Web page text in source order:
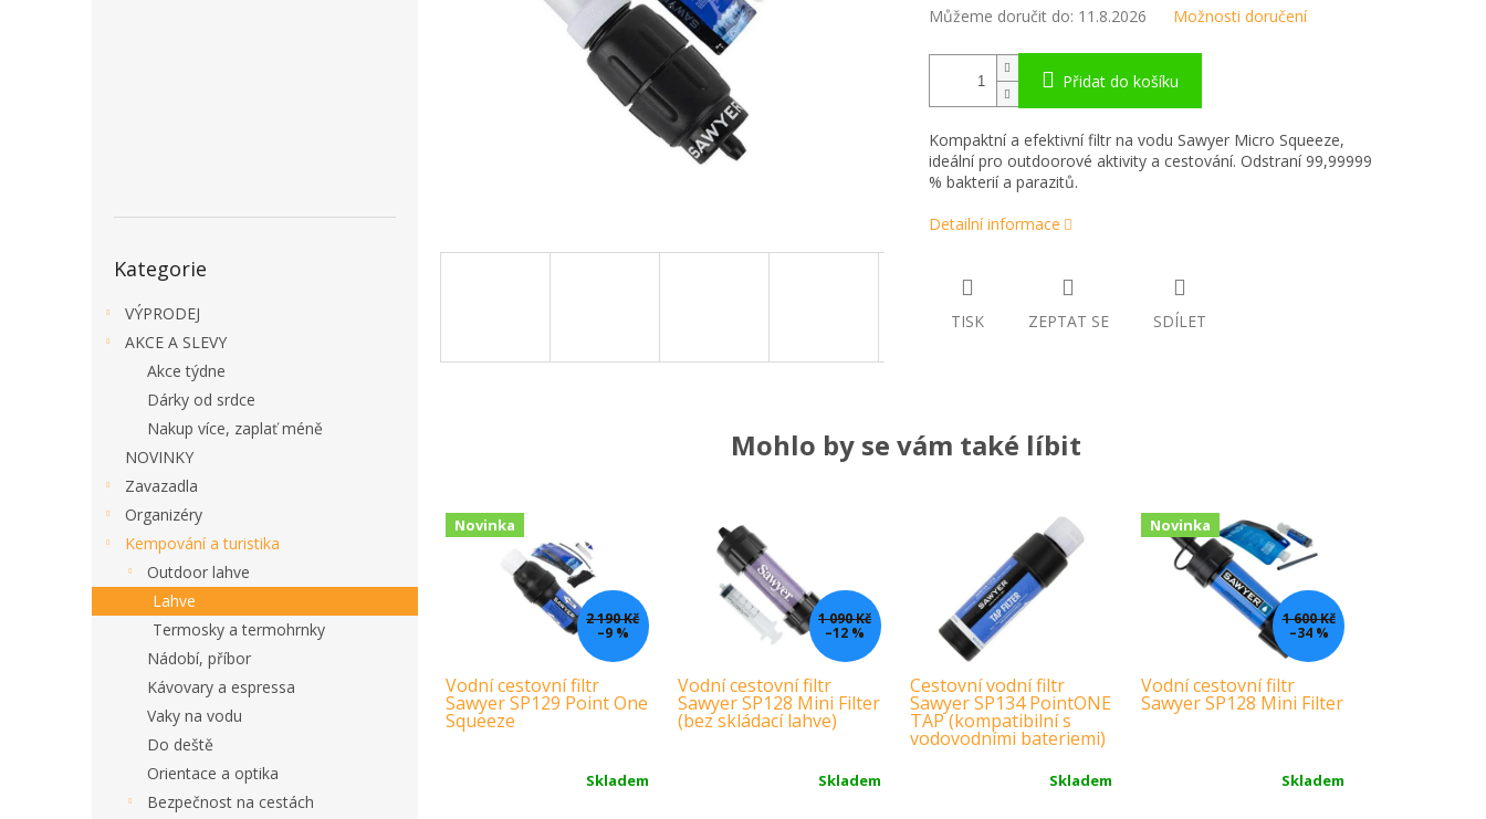
kategorie
Kategorie
VÝPRODEJ
AKCE A SLEVY
Akce týdne
Dárky od srdce
Nakup více, zaplať méně
NOVINKY
Zavazadla
Organizéry
Kempování a turistika
Outdoor lahve
Lahve
Termosky a termohrnky
Nádobí, příbor
Kávovary a espressa
Vaky na vodu
Do deště
Orientace a optika
Bezpečnost na cestách
Můžeme doručit do: 11.8.2026 Možnosti doručení
Přidat do košíku
Kompaktní a efektivní filtr na vodu Sawyer Micro Squeeze,
ideální pro outdoorové aktivity a cestování. Odstraní 99,99999
% bakterií a parazitů.
Detailní informace
TISK ZEPTAT SE SDÍLET
Mohlo by se vám také líbit
Novinka
2 190 Kč
–9 %
Vodní cestovní filtr
Sawyer SP129 Point One
Squeeze
Skladem
1 090 Kč
–12 %
Vodní cestovní filtr
Sawyer SP128 Mini Filter
(bez skládací lahve)
Skladem
Cestovní vodní filtr
Sawyer SP134 PointONE
TAP (kompatibilní s
vodovodními bateriemi)
Skladem
Novinka
1 600 Kč
–34 %
Vodní cestovní filtr
Sawyer SP128 Mini Filter
Skladem